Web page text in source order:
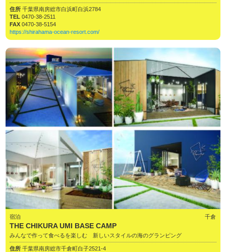
住所千葉県南房総市白浜町白浜2784
TEL0470-38-2511
FAX0470-38-5154
https://shirahama-ocean-resort.com/
宿泊 千倉
THE CHIKURA UMI BASE CAMP
みんなで作って食べるを楽しむ 新しいスタイルの海のグランピング
住所千葉県南房総市千倉町白子2521-4